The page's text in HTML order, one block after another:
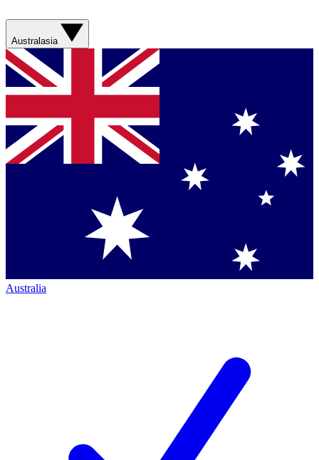
Australasia
Australia